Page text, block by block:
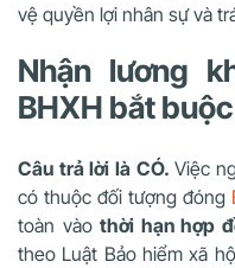
vệ quyền lợi nhân sự và
Nhận lương
BHXH bắt
Câu trả lời là CÓ. Việc
có thuộc đối tượng đóng
toàn vào thời hạn hợp
theo Luật Bảo hiểm xã